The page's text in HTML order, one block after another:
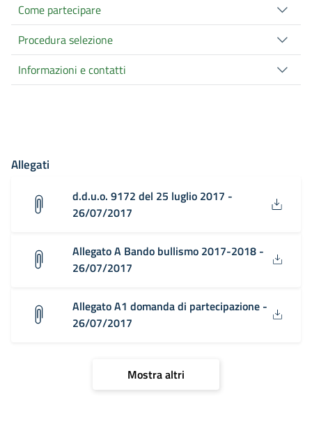
Come partecipare
Procedura selezione
Informazioni e contatti
Allegati
d.d.u.o. 9172 del 25 luglio 2017 -
26/07/2017
Allegato A Bando bullismo 2017-2018 -
26/07/2017
Allegato A1 domanda di partecipazione -
26/07/2017
Mostra altri